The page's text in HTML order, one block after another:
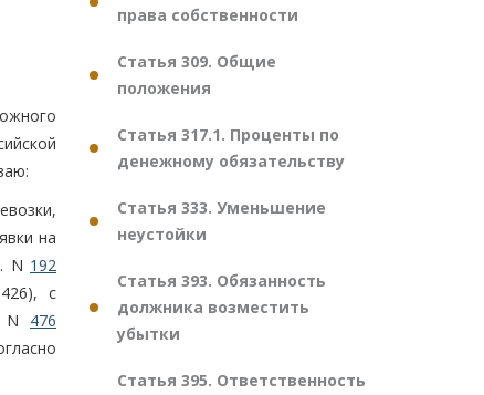
на
N 192
с
N 476
права собственности
Статья 309. Общие
положения
Статья 317.1. Проценты по
денежному обязательству
Статья 333. Уменьшение
неустойки
Статья 393. Обязанность
должника возместить
убытки
Статья 395. Ответственность